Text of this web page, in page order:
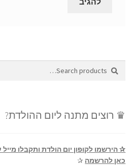
Search
for:
Search
♛ רוצים מתנה ליום ההולדת?
✰ הירשמו לקופון יום הולדת ותקבלו
כאן להרשמה ✰